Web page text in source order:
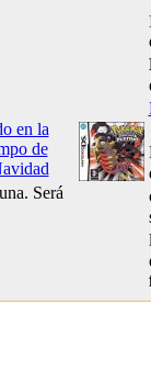
en la
de
Será